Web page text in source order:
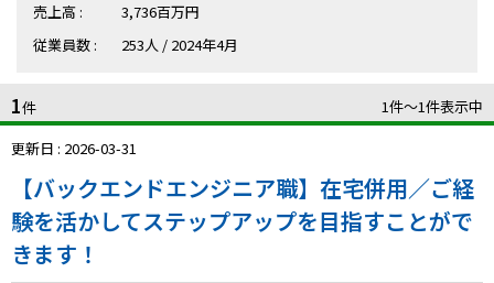
売上高 :
3,736百万円
従業員数 :
253人 / 2024年4月
1件
1件〜1件表示中
更新日 : 2026-03-31
【バックエンドエンジニア職】在宅併用／ご経
験を活かしてステップアップを目指すことがで
きます！
障害のある新卒学生専門の就職エージェントサービス
求人検索・スカウトサービス
障害者専門の求人検索・スカウトサービス
就職・転職ノウハウ
お問い合わせ・よくある質問
お問い合わせ
よくある質問
採用をお考えの企業様はこちら